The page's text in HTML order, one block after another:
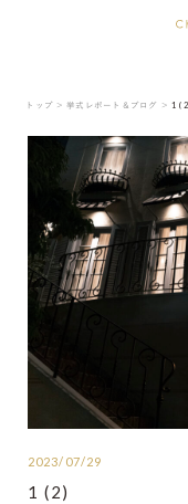
トップ ＞ 挙式レポート＆ブログ ＞ 1
2023/07/29
1 (2)